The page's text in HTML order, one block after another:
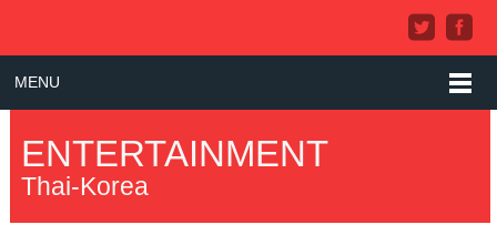
MENU
ENTERTAINMENT
Thai-Korea